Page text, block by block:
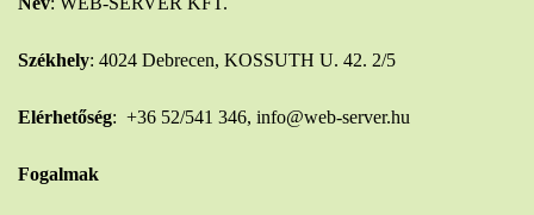
Székhely: 4024 Debrecen, KOSSUTH U. 42. 2/5
Elérhetőség: +36 52/541 346, info@web-server.hu
Fogalmak